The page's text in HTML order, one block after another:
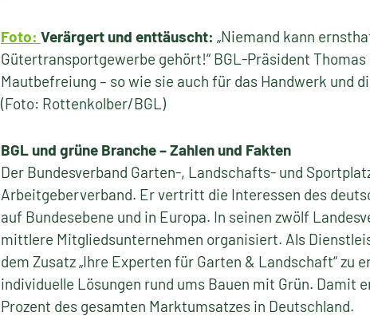
Foto: Verärgert und enttäuscht: „Niemand kann
Gütertransportgewerbe gehört!“ BGL-Präsident
Mautbefreiung – so wie sie auch für das Handwerk und
(Foto: Rottenkolber/BGL)
BGL und grüne Branche – Zahlen und Fakten
Der Bundesverband Garten-, Landschafts- und
Arbeitgeberverband. Er vertritt die Interessen des
auf Bundesebene und in Europa. In seinen zwölf
mittlere Mitgliedsunternehmen organisiert. Als
dem Zusatz „Ihre Experten für Garten & Landschaft“ zu
individuelle Lösungen rund ums Bauen mit Grün. Damit
Prozent des gesamten Marktumsatzes in Deutschland.